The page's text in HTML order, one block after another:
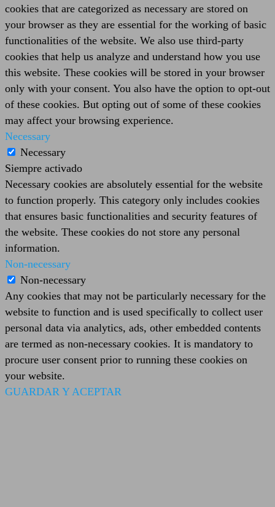
cookies that are categorized as necessary are stored on
your browser as they are essential for the working of basic
functionalities of the website. We also use third-party
cookies that help us analyze and understand how you use
this website. These cookies will be stored in your browser
only with your consent. You also have the option to opt-out
of these cookies. But opting out of some of these cookies
may affect your browsing experience.
Necessary
Necessary
Siempre activado
Necessary cookies are absolutely essential for the website
to function properly. This category only includes cookies
that ensures basic functionalities and security features of
the website. These cookies do not store any personal
information.
Non-necessary
Non-necessary
Any cookies that may not be particularly necessary for the
website to function and is used specifically to collect user
personal data via analytics, ads, other embedded contents
are termed as non-necessary cookies. It is mandatory to
procure user consent prior to running these cookies on
your website.
GUARDAR Y ACEPTAR